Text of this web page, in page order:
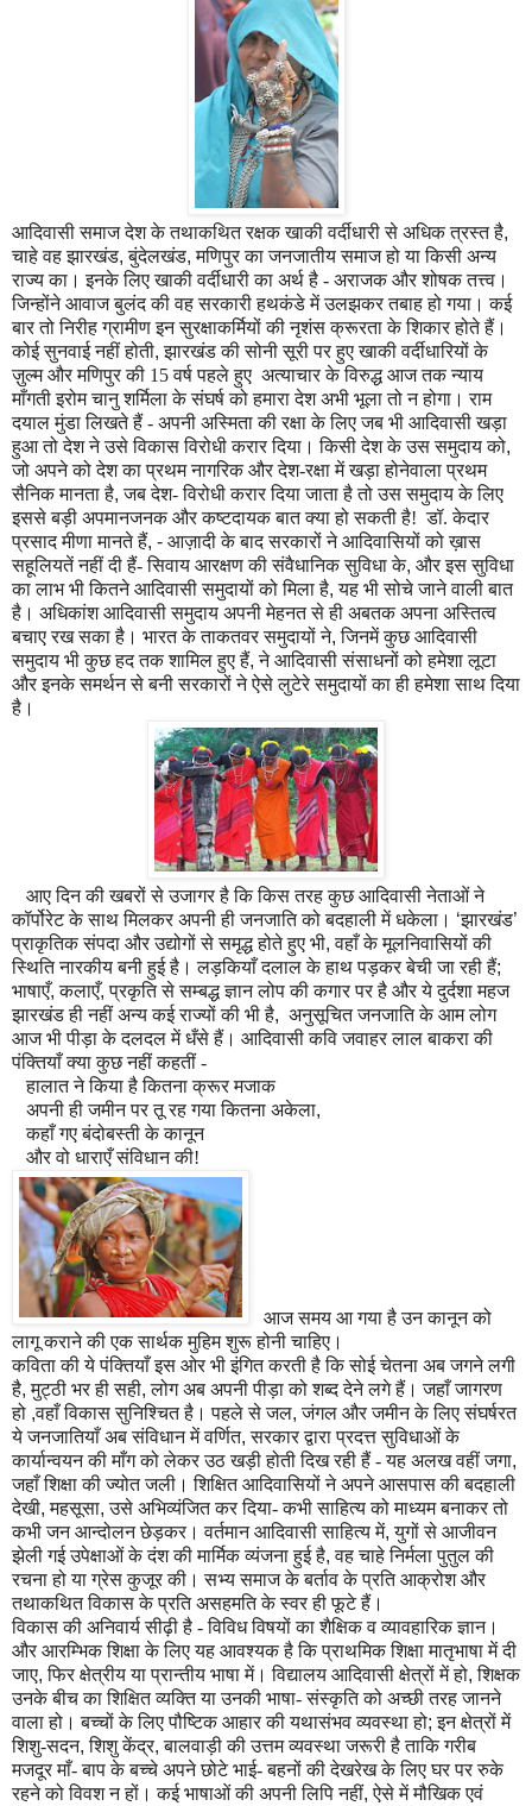
आदिवासी समाज देश के तथाकथित रक्षक खाकी वर्दीधारी से अधिक त्रस्त है,
चाहे वह झारखंड,बुंदेलखंड,मणिपुर का जनजातीय समाज हो या किसी अन्य
राज्य का। इनके लिए खाकी वर्दीधारी का अर्थ है - अराजक और शोषक तत्त्व ।
जिन्होंने आवाज बुलंद की वह सरकारी हथकंडे में उलझकर तबाह हो गया। कई
बार तो निरीह ग्रामीण इन सुरक्षाकर्मियों की नृशंस क्रूरता के शिकार होते हैं।
कोई सुनवाई नहीं होती,झारखंड की सोनी सूरी पर हुए खाकी वर्दीधारियों के
ज़ुल्म और मणिपुर की 15 वर्ष पहले हुए अत्याचार के विरुद्ध आज तक न्याय
माँगती इरोम चानु शर्मिला के संघर्ष को हमारा देश अभी भूला तो न होगा। राम
दयाल मुंडा लिखते हैं - अपनी अस्मिता की रक्षा के लिए जब भी आदिवासी खड़ा
हुआ तो देश ने उसे विकास विरोधी करार दिया। किसी देश के उस समुदाय को,
जो अपने को देश का प्रथम नागरिक और देश-रक्षा में खड़ा होनेवाला प्रथम
सैनिक मानता है,जब देश- विरोधी करार दिया जाता है तो उस समुदाय के लिए
इससे बड़ी अपमानजनक और कष्टदायक बात क्या हो सकती है! डॉ. केदार
प्रसाद मीणा मानते हैं, - आज़ादी के बाद सरकारों ने आदिवासियों को ख़ास
सहूलियतें नहीं दी हैं- सिवाय आरक्षण की संवैधानिक सुविधा के, और इस सुविधा
का लाभ भी कितने आदिवासी समुदायों को मिला है,यह भी सोचे जाने वाली बात
है। अधिकांश आदिवासी समुदाय अपनी मेहनत से ही अबतक अपना अस्तित्व
बचाए रख सका है। भारत के ताकतवर समुदायों ने,जिनमें कुछ आदिवासी
समुदाय भी कुछ हद तक शामिल हुए हैं,ने आदिवासी संसाधनों को हमेशा लूटा
और इनके समर्थन से बनी सरकारों ने ऐसे लुटेरे समुदायों का ही हमेशा साथ दिया
है।
आए दिन की खबरों से उजागर है कि किस तरह कुछ आदिवासी नेताओं ने
कॉर्पोरेट के साथ मिलकर अपनी ही जनजाति को बदहाली में धकेला। ‘झारखंड’
प्राकृतिक संपदा और उद्योगों से समृद्ध होते हुए भी,वहाँ के मूलनिवासियों की
स्थिति नारकीय बनी हुई है। लड़कियाँ दलाल के हाथ पड़कर बेची जा रही हैं;
भाषाएँ,कलाएँ,प्रकृति से सम्बद्ध ज्ञान लोप की कगार पर है और ये दुर्दशा महज
झारखंड ही नहीं अन्य कई राज्यों की भी है, अनुसूचित जनजाति के आम लोग
आज भी पीड़ा के दलदल में धँसे हैं। आदिवासी कवि जवाहर लाल बाकरा की
पंक्तियाँ क्या कुछ नहीं कहतीं -
हालात ने किया है कितना क्रूर मजाक
अपनी ही जमीन पर तू रह गया कितना अकेला,
कहाँ गए बंदोबस्ती के कानून
और वो धाराएँ संविधान की!
आज समय आ गया है उन कानून को
लागू कराने की एक सार्थक मुहिम शुरू होनी चाहिए।
कविता की ये पंक्तियाँ इस ओर भी इंगित करती है कि सोई चेतना अब जगने लगी
है,मुट्ठी भर ही सही,लोग अब अपनी पीड़ा को शब्द देने लगे हैं। जहाँ जागरण
हो ,वहाँ विकास सुनिश्चित है। पहले से जल,जंगल और जमीन के लिए संघर्षरत
ये जनजातियाँ अब संविधान में वर्णित,सरकार द्वारा प्रदत्त सुविधाओं के
कार्यान्वयन की माँग को लेकर उठ खड़ी होती दिख रही हैं - यह अलख वहीं जगा,
जहाँ शिक्षा की ज्योत जली। शिक्षित आदिवासियों ने अपने आसपास की बदहाली
देखी,महसूसा,उसे अभिव्यंजित कर दिया- कभी साहित्य को माध्यम बनाकर तो
कभी जन आन्दोलन छेड़कर। वर्तमान आदिवासी साहित्य में,युगों से आजीवन
झेली गई उपेक्षाओं के दंश की मार्मिक व्यंजना हुई है,वह चाहे निर्मला पुतुल की
रचना हो या ग्रेस कुजूर की। सभ्य समाज के बर्ताव के प्रति आक्रोश और
तथाकथित विकास के प्रति असहमति के स्वर ही फूटे हैं।
विकास की अनिवार्य सीढ़ी है - विविध विषयों का शैक्षिक व व्यावहारिक ज्ञान।
और आरम्भिक शिक्षा के लिए यह आवश्यक है कि प्राथमिक शिक्षा मातृभाषा में दी
जाए,फिर क्षेत्रीय या प्रान्तीय भाषा में। विद्यालय आदिवासी क्षेत्रों में हो,शिक्षक
उनके बीच का शिक्षित व्यक्ति या उनकी भाषा- संस्कृति को अच्छी तरह जानने
वाला हो। बच्चों के लिए पौष्टिक आहार की यथासंभव व्यवस्था हो;इन क्षेत्रों में
शिशु-सदन,शिशु केंद्र,बालवाड़ी की उत्तम व्यवस्था जरूरी है ताकि गरीब
मजदूर माँ- बाप के बच्चे अपने छोटे भाई- बहनों की देखरेख के लिए घर पर रुके
रहने को विवश न हों। कई भाषाओं की अपनी लिपि नहीं,ऐसे में मौखिक एवं